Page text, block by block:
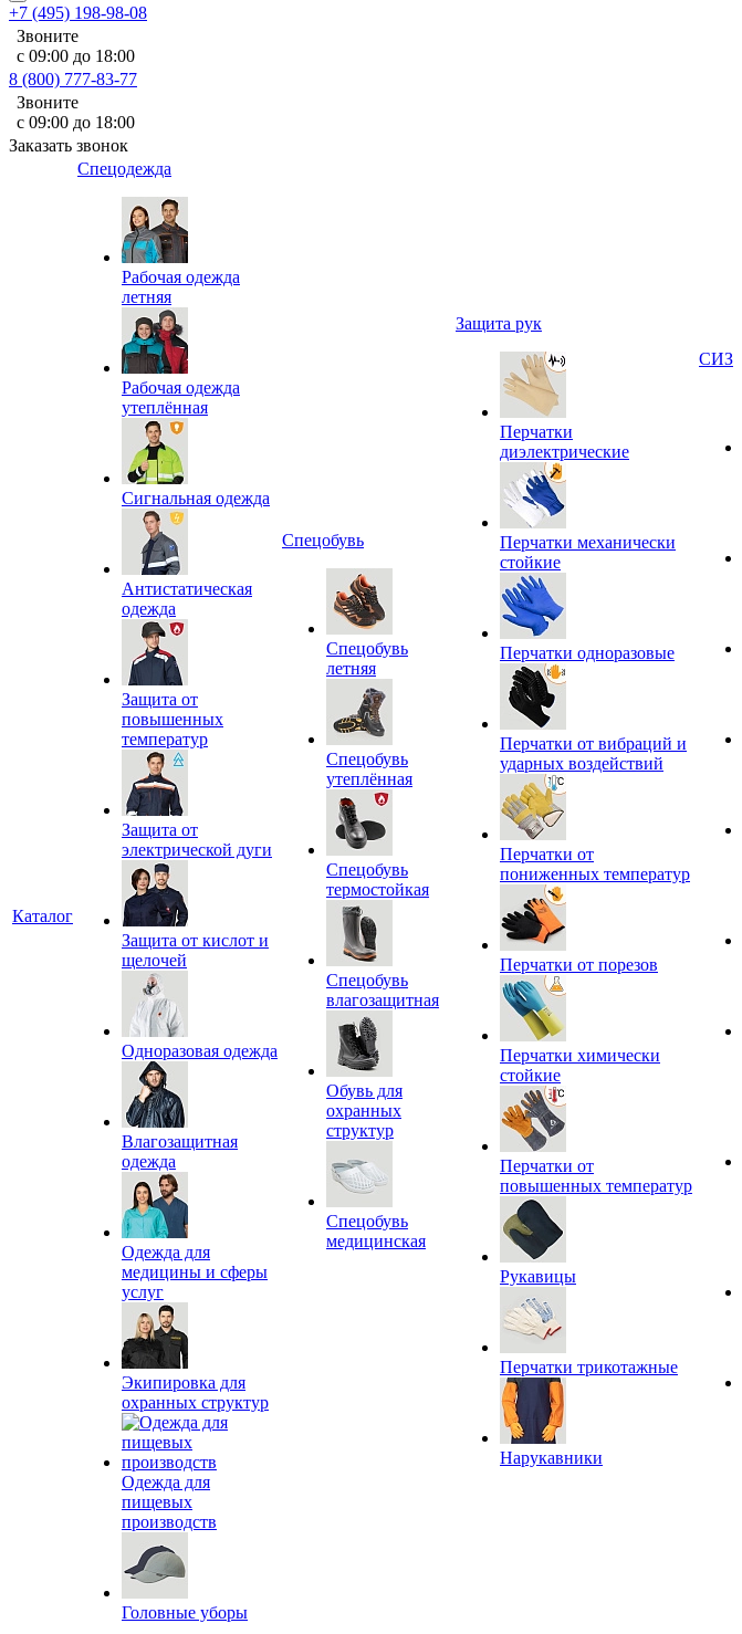
+7 (495) 198-98-08
Звоните
с 09:00 до 18:00
8 (800) 777-83-77
Звоните
с 09:00 до 18:00
Заказать звонок
Каталог
Спецодежда
Рабочая одежда
летняя
Рабочая одежда
утеплённая
Сигнальная одежда
Антистатическая
одежда
Защита от
повышенных
температур
Защита от
электрической дуги
Защита от кислот и
щелочей
Одноразовая одежда
Влагозащитная
одежда
Одежда для
медицины и сферы
услуг
Экипировка для
охранных структур
Одежда для
пищевых
производств
Головные уборы
Спецобувь
Спецобувь
летняя
Спецобувь
утеплённая
Спецобувь
термостойкая
Спецобувь
влагозащитная
Обувь для
охранных
структур
Спецобувь
медицинская
Защита рук
Перчатки
диэлектрические
Перчатки механически
стойкие
Перчатки одноразовые
Перчатки от вибраций и
ударных воздействий
Перчатки от
пониженных температур
Перчатки от порезов
Перчатки химически
стойкие
Перчатки от
повышенных температур
Рукавицы
Перчатки трикотажные
Нарукавники
СИЗ